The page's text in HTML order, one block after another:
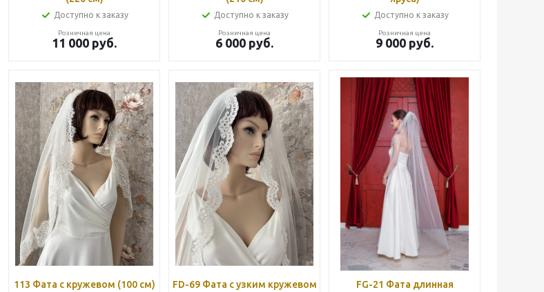
Доступно к заказу
Розничная цена
11 000 руб.
Доступно к заказу
Розничная цена
6 000 руб.
Доступно к заказу
Розничная цена
9 000 руб.
113 Фата с кружевом (100 см)
FD-69 Фата с узким кружевом
FG-21 Фата длинная